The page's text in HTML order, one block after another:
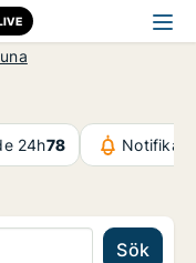
24h78
Sök